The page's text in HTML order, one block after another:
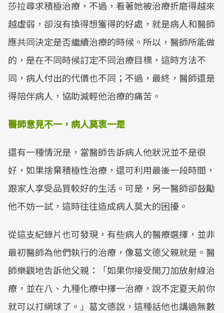
莎拉尋求積極治療，不過，看著她被治療折磨得越來
越虛弱，卻沒有換得想獲得的好處，就是病人和醫師
應共同決定是否繼續治療的時候。所以，醫師所能做
的，是在不同時候訂定不同治療目標，這時方法不
同，病人付出的代價也不同；不過，最終，醫師還是
得陪伴病人，協助減輕他治療的痛苦。
醫師意見不一，病人莫衷一是
還有一種情況是，當醫師告訴病人他狀況並不是很
好，如果捨棄積極性治療，還可利用最後一段時間，
跟家人享受品質較好的生活。可是，另一醫師卻鼓勵
他不妨一試，這時往往造成病人莫大的困擾。
從這支紀錄片也可發現，有些病人的醫療選擇，並非
最初醫師為他們執行的治療，像葛文德父親就是。醫
師樂觀地告訴他父親：「如果你接受開刀加放射線治
療，並在八、九種化療中擇一治療，說不定夏天前你
就可以打網球了。」葛文德說，這種話他也講過無數